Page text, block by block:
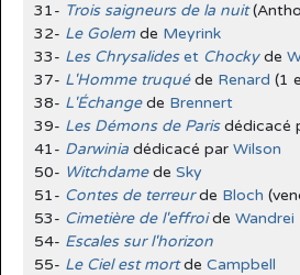
31- Trois saigneurs de la nuit
32- Le Golem de Meyrink
33- Les Chrysalideset Chockyde
37- L'Homme truqué de Renard (1
38- L'Échangede Brennert
39- Les Démons de Parisdédicacé
41- Darwinia dédicacé par Wilson
50- Witchdamede Sky
51- Contes de terreurde Bloch
53- Cimetière de l'effroide Wandrei
54- Escales sur l'horizon
55- Le Ciel est mort de Campbell